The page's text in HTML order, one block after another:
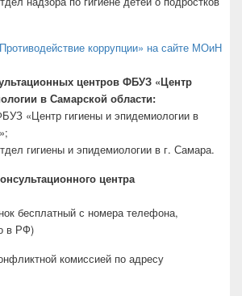
коррупции» на сайте МОиН
центров ФБУЗ «Центр
в Самарской области:
«Центр гигиены и эпидемиологии в
гигиены и эпидемиологии в г. Самара.
центра
бесплатный с номера телефона,
в РФ)
комиссией по адресу